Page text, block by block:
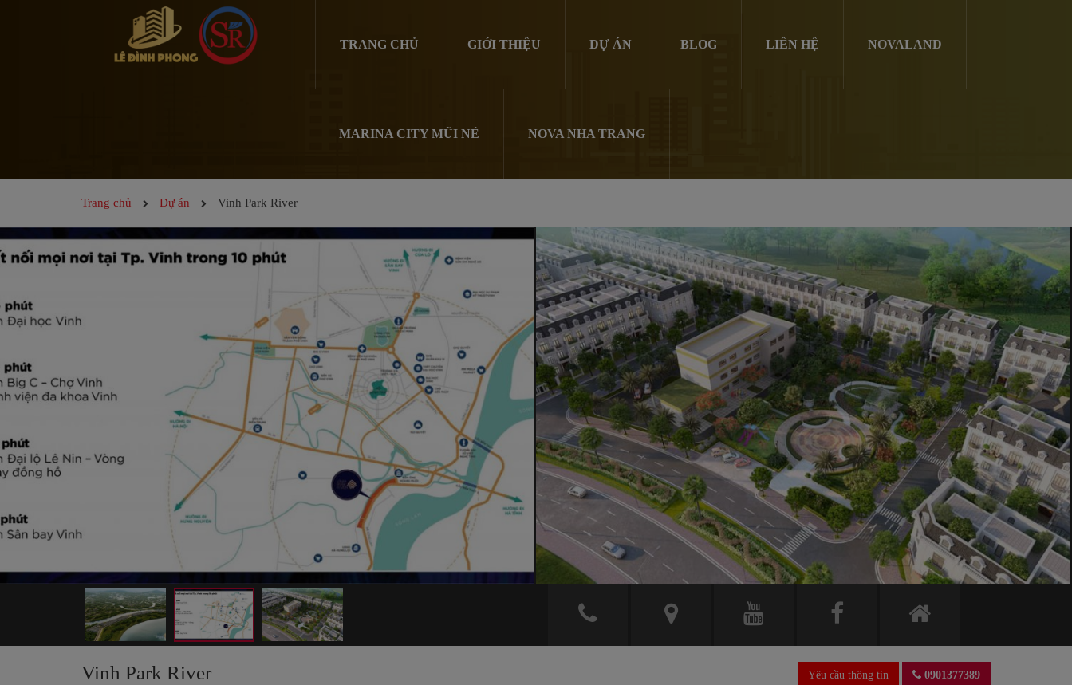
TRANG CHỦ GIỚI THIỆU DỰ ÁN BLOG LIÊN HỆ NOVALAND
MARINA CITY MŨI NÉ NOVA NHA TRANG
Trang chủ Dự án Vinh Park River
Vinh Park River Yêu cầu thông tin 0901377389